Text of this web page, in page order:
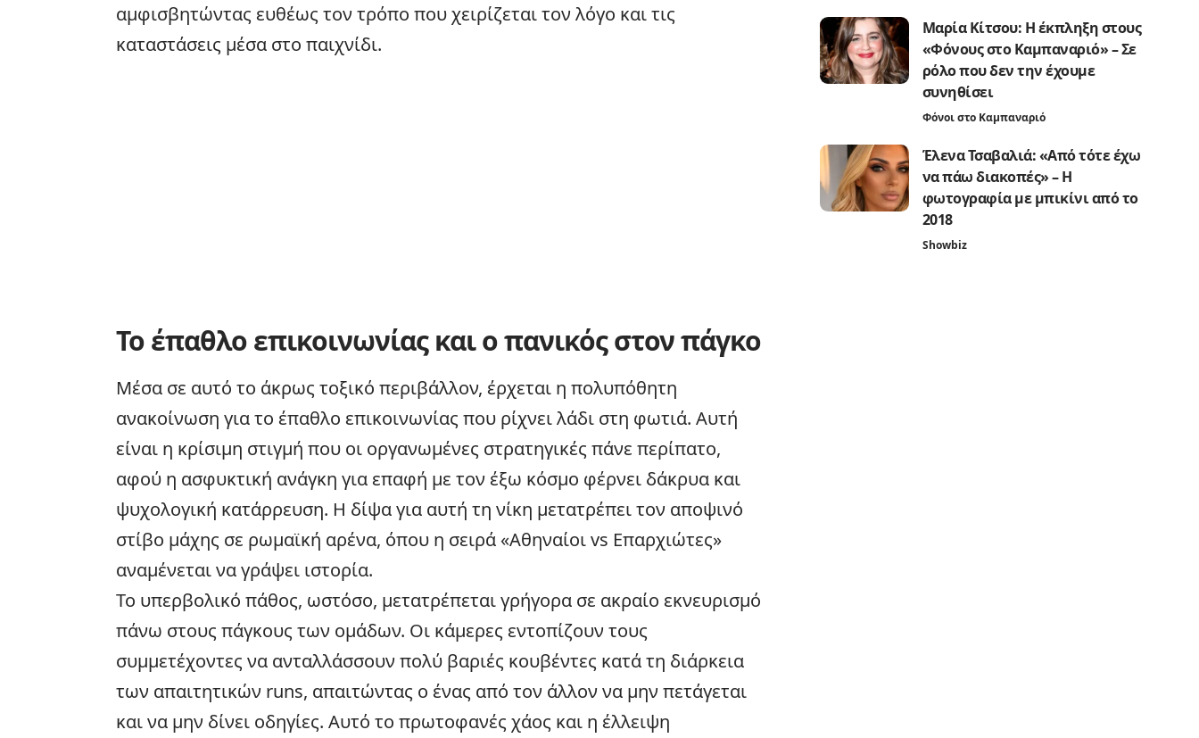
αμφισβητώντας ευθέως τον τρόπο που χειρίζεται τον λόγο και τις
καταστάσεις μέσα στο παιχνίδι.
Το έπαθλο επικοινωνίας και ο πανικός στον πάγκο
Μέσα σε αυτό το άκρως τοξικό περιβάλλον, έρχεται η πολυπόθητη
ανακοίνωση για το έπαθλο επικοινωνίας που ρίχνει λάδι στη φωτιά. Αυτή
είναι η κρίσιμη στιγμή που οι οργανωμένες στρατηγικές πάνε περίπατο,
αφού η ασφυκτική ανάγκη για επαφή με τον έξω κόσμο φέρνει δάκρυα και
ψυχολογική κατάρρευση. Η δίψα για αυτή τη νίκη μετατρέπει τον αποψινό
στίβο μάχης σε ρωμαϊκή αρένα, όπου η σειρά «Αθηναίοι vs Επαρχιώτες»
αναμένεται να γράψει ιστορία.
Το υπερβολικό πάθος, ωστόσο, μετατρέπεται γρήγορα σε ακραίο εκνευρισμό
πάνω στους πάγκους των ομάδων. Οι κάμερες εντοπίζουν τους
συμμετέχοντες να ανταλλάσσουν πολύ βαριές κουβέντες κατά τη διάρκεια
των απαιτητικών runs, απαιτώντας ο ένας από τον άλλον να μην πετάγεται
και να μην δίνει οδηγίες. Αυτό το πρωτοφανές χάος και η έλλειψη
Μαρία Κίτσου: Η έκπληξη στους
«Φόνους στο Καμπαναριό» – Σε
ρόλο που δεν την έχουμε
συνηθίσει
Φόνοι στο Καμπαναριό
Έλενα Τσαβαλιά: «Από τότε έχω
να πάω διακοπές» – Η
φωτογραφία με μπικίνι από το
2018
Showbiz